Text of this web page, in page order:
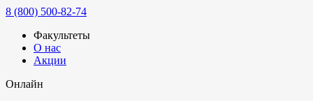
8 (800) 500-82-74
Факультеты
О нас
Акции
Онлайн